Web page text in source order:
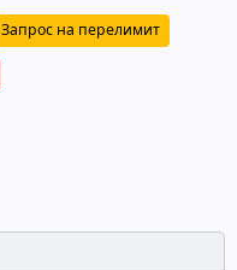
Запрос на перелимит